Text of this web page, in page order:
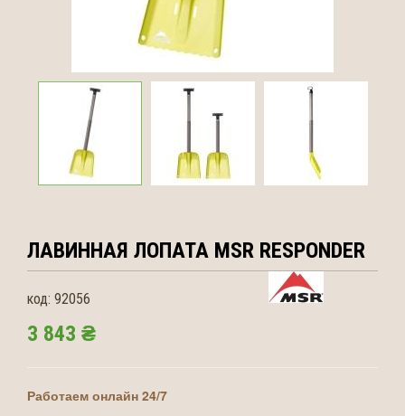
ЛАВИННАЯ ЛОПАТА MSR RESPONDER
код: 92056
3 843 ₴
Работаем онлайн 24/7